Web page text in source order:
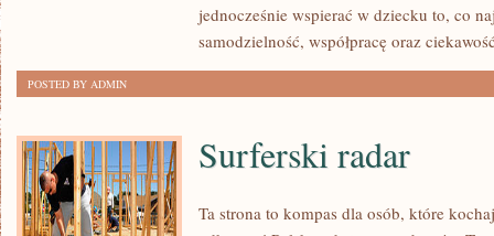
jednocześnie wspierać w dziecku to, co
samodzielność, współpracę oraz
POSTED BY ADMIN
Surferski radar
Ta strona to kompas dla osób, które